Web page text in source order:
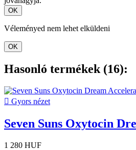
OK
Véleményed nem lehet elküldeni
OK
Hasonló termékek (16):
 Gyors nézet
Seven Suns Oxytocin
1 280 HUF